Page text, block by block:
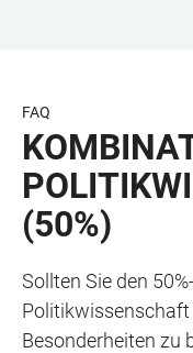
FAQ
(50%)
Sollten Sie den
Politikwissenschaft
Besonderheiten zu